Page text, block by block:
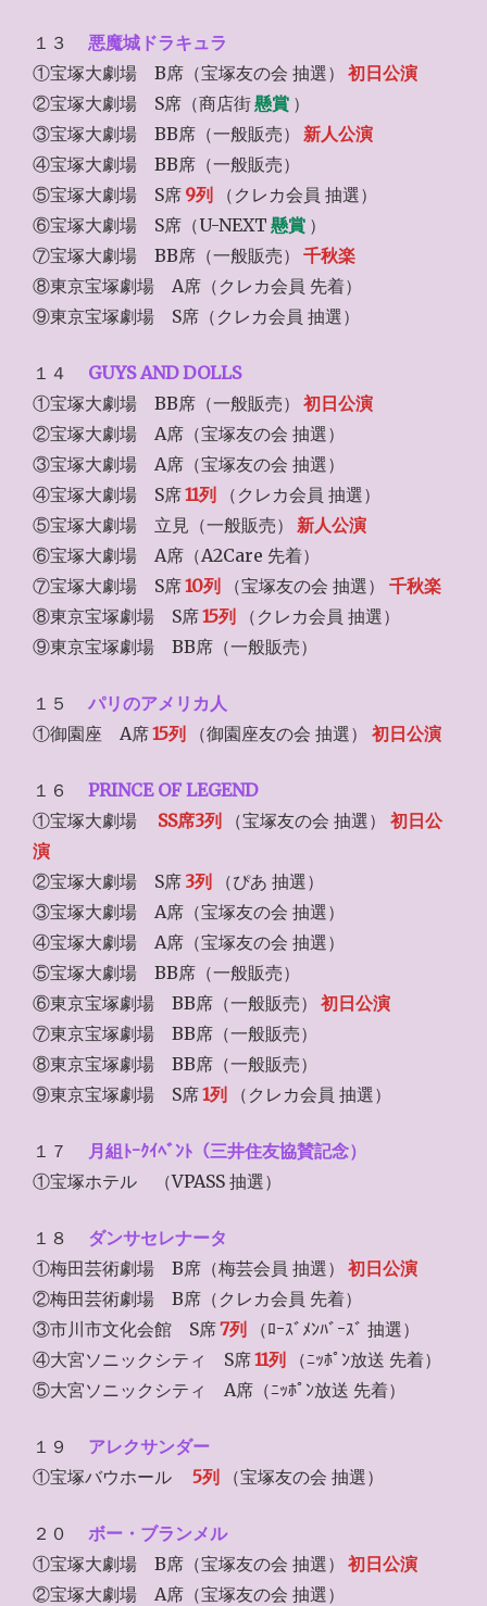
１３
悪魔城ドラキュラ
①宝塚大劇場 B席（宝塚友の会 抽選）
初日公演
②宝塚大劇場 S席（商店街懸賞 ）
③宝塚大劇場 BB席（一般販売）
新人公演
④宝塚大劇場 BB席（一般販売）
⑤宝塚大劇場 S席 9列
（クレカ会員 抽選）
⑥宝塚大劇場 S席（U-NEXT 懸賞 ）
⑦宝塚大劇場 BB席（一般販売）
千秋楽
⑧東京宝塚劇場 A席（クレカ会員 先着）
⑨東京宝塚劇場 S席（クレカ会員 抽選）
１４
GUYS AND DOLLS
①宝塚大劇場 BB席（一般販売）
初日公演
②宝塚大劇場 A席（宝塚友の会 抽選）
③宝塚大劇場 A席（宝塚友の会 抽選）
④宝塚大劇場 S席11列
（クレカ会員 抽選）
⑤宝塚大劇場 立見（一般販売）
新人公演
⑥宝塚大劇場 A席（A2Care 先着）
⑦宝塚大劇場 S席10列 （宝塚友の会 抽選）
千秋楽
⑧東京宝塚劇場 S席15列
（クレカ会員 抽選）
⑨東京宝塚劇場 BB席（一般販売）
１５
パリのアメリカ人
①御園座 A席15列 （御園座友の会 抽選） 初日公演
１６
PRINCE OF LEGEND
①宝塚大劇場
SS席3列 （宝塚友の会 抽選）
初日公
演
②宝塚大劇場 S席 3列
（ぴあ 抽選）
③宝塚大劇場 A席（宝塚友の会 抽選）
④宝塚大劇場 A席（宝塚友の会 抽選）
⑤宝塚大劇場 BB席（一般販売）
⑥東京宝塚劇場 BB席（一般販売）
初日公演
⑦東京宝塚劇場 BB席（一般販売）
⑧東京宝塚劇場 BB席（一般販売）
⑨東京宝塚劇場 S席1列 （クレカ会員 抽選）
１７
月組ﾄｰｸｲﾍﾞﾝﾄ（三井住友協賛記念）
①宝塚ホテル （VPASS 抽選）
１８
ダンサセレナータ
①梅田芸術劇場 B席（梅芸会員 抽選）
初日公演
②梅田芸術劇場 B席（クレカ会員 先着）
③市川市文化会館 S席7列
（ﾛｰｽﾞﾒﾝﾊﾞｰｽﾞ 抽選）
④大宮ソニックシティ S席11列
（ﾆｯﾎﾟﾝ放送 先着）
⑤大宮ソニックシティ A席（ﾆｯﾎﾟﾝ放送 先着）
１９
アレクサンダー
①宝塚バウホール
5列 （宝塚友の会 抽選）
２０
ボー・ブランメル
①宝塚大劇場 B席（宝塚友の会 抽選）
初日公演
②宝塚大劇場 A席（宝塚友の会 抽選）